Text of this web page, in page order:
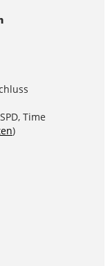
Time
)